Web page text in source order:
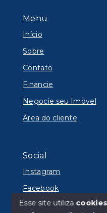
Menu
Início
Sobre
Contato
Financie
Negocie seu Imóvel
Área do cliente
Social
Instagram
Facebook
Esse site utiliza cookies